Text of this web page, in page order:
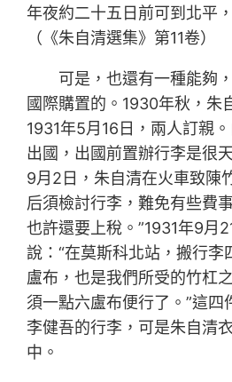
年夜約二十五日前可到北平
（《朱自清選集》第11卷）
可是，也還有一種能夠
國際購置的。1930年秋，朱
1931年5月16日，兩人訂親
出國，出國前置辦行李是很
9月2日，朱自清在火車致陳
后須檢討行李，難免有些費
也許還要上稅。”1931年9月
說：“在莫斯科北站，搬行李
盧布，也是我們所受的竹杠
須一點六盧布便行了。”這四
李健吾的行李，可是朱自清
中。